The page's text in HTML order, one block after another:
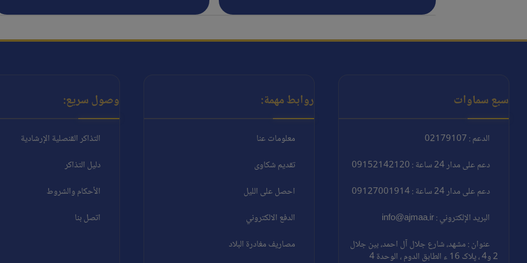
سبع سماوات
الدعم : 02179107
دعم على مدار 24 ساعة : 09152142120
دعم على مدار 24 ساعة : 09127001914
البريد الإلكتروني : info@ajmaa.ir
عنوان : مشهد، شارع جلال آل احمد، بين جلال
2 و4 ، پلاک 16 ء الطابق الدوم ، الوحدة 4
روابط مهمة:
معلومات عنا
تقديم شكاوى
احصل على الليل
الدفع الالكتروني
مصاريف مغادرة البلاد
وصول سريع:
التذاكر القنصلية الإرشادية
دليل التذاكر
الأحكام والشروط
اتصل بنا